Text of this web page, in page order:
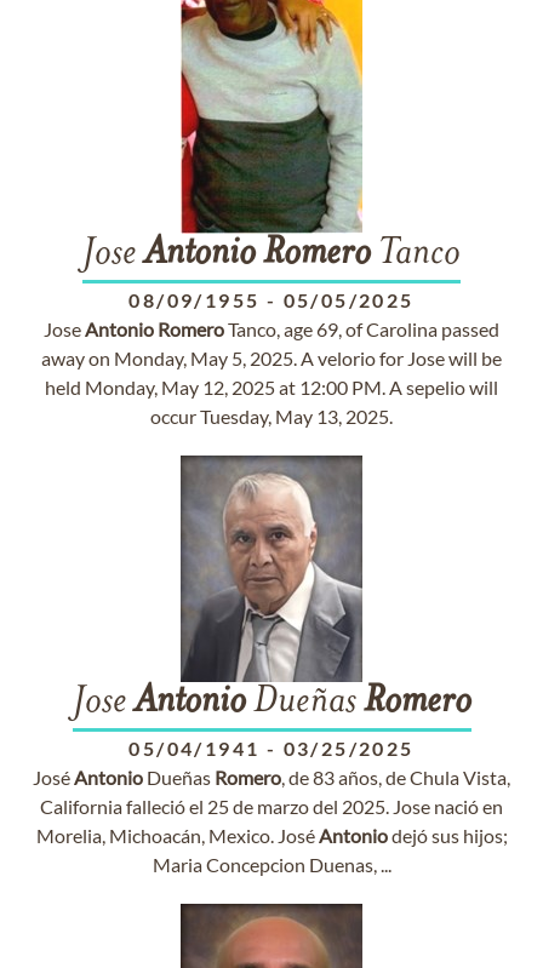
JoseAntonioRomeroTanco
08/09/1955 - 05/05/2025
JoseAntonio RomeroTanco, age 69, of Carolina passed
away on Monday, May 5, 2025. A velorio for Jose will be
held Monday, May 12, 2025 at 12:00 PM. A sepelio will
occur Tuesday, May 13, 2025.
JoseAntonioDueñasRomero
05/04/1941 - 03/25/2025
JoséAntonio Dueñas Romero, de 83 años, de Chula Vista,
California falleció el 25 de marzo del 2025. Jose nació en
Morelia, Michoacán, Mexico. JoséAntoniodejó sus hijos;
Maria Concepcion Duenas, ...